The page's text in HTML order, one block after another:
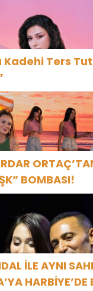
Kadehi Ters
BOMBASI!
İLE AYNI